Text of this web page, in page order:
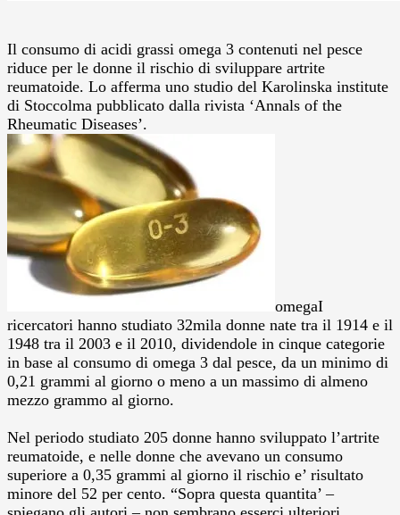
Il consumo di acidi grassi omega 3 contenuti nel pesce
riduce per le donne il rischio di sviluppare artrite
reumatoide. Lo afferma uno studio del Karolinska institute
di Stoccolma pubblicato dalla rivista ‘Annals of the
Rheumatic Diseases’.
omegaI
ricercatori hanno studiato 32mila donne nate tra il 1914 e il
1948 tra il 2003 e il 2010, dividendole in cinque categorie
in base al consumo di omega 3 dal pesce, da un minimo di
0,21 grammi al giorno o meno a un massimo di almeno
mezzo grammo al giorno.
Nel periodo studiato 205 donne hanno sviluppato l’artrite
reumatoide, e nelle donne che avevano un consumo
superiore a 0,35 grammi al giorno il rischio e’ risultato
minore del 52 per cento. “Sopra questa quantita’ –